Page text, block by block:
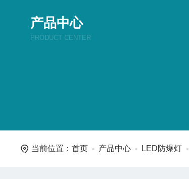
产品中心
PRODUCT CENTER
当前位置：首页 - 产品中心 - LED防爆灯 -